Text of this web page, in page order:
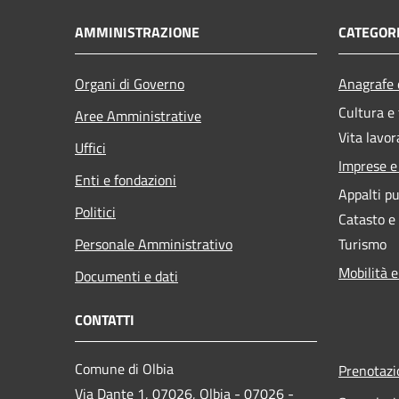
AMMINISTRAZIONE
Organi di Governo
Aree Amministrative
Uffici
Enti e fondazioni
Politici
Personale Amministrativo
Documenti e dati
Cultura
Vita
Imprese
Appalti
Catasto
Turismo
Mobilità
CONTATTI
Comune di Olbia
Via Dante 1, 07026, Olbia - 07026 -